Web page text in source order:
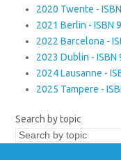
2020 Twente -
2021 Berlin - ISBN
2022 Barcelona -
2023 Dublin -
2024 Lausanne -
2025 Tampere -
Search by topic